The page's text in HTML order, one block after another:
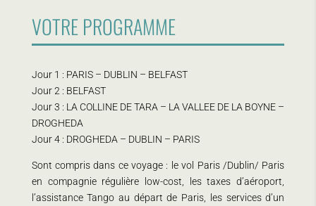
VOTRE PROGRAMME
Jour 1 : PARIS – DUBLIN – BELFAST
Jour 2 : BELFAST
Jour 3 : LA COLLINE DE TARA – LA VALLEE DE LA BOYNE –
DROGHEDA
Jour 4 : DROGHEDA – DUBLIN – PARIS
Sont compris dans ce voyage : le vol Paris /Dublin/ Paris
en compagnie régulière low-cost, les taxes d’aéroport,
l’assistance Tango au départ de Paris, les services d’un